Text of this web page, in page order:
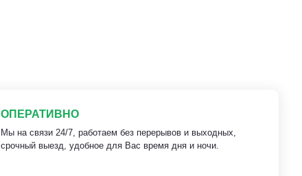
ОПЕРАТИВНО
Мы на связи 24/7, работаем без перерывов и выходных,
срочный выезд, удобное для Вас время дня и ночи.